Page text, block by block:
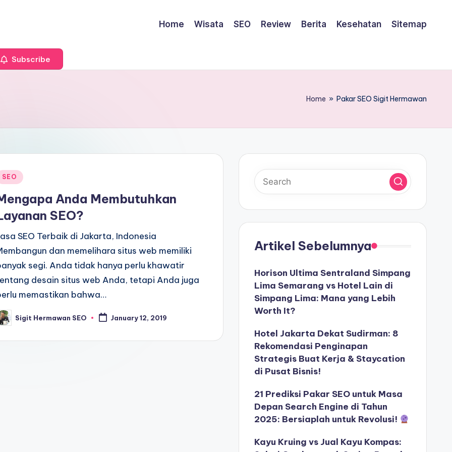
Home Wisata SEO Review Berita Kesehatan Sitemap
Subscribe
Home » Pakar SEO Sigit Hermawan
SEO
Anda Membutuhkan
SEO?
SEO Terbaik di Jakarta, Indonesia
dan memelihara situs web memiliki
segi. Anda tidak hanya perlu khawatir
desain situs web Anda, tetapi Anda juga
memastikan bahwa…
Sigit Hermawan SEO January 12, 2019
Artikel Sebelumnya
Horison Ultima Sentraland Simpang
Lima Semarang vs Hotel Lain di
Simpang Lima: Mana yang Lebih
Worth It?
Hotel Jakarta Dekat Sudirman: 8
Rekomendasi Penginapan
Strategis Buat Kerja & Staycation
di Pusat Bisnis!
21 Prediksi Pakar SEO untuk Masa
Depan Search Engine di Tahun
2025: Bersiaplah untuk Revolusi!
Kayu Kruing vs Jual Kayu Kompas: